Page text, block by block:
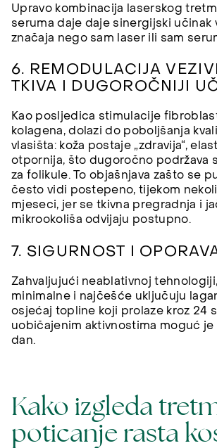
Upravo kombinacija laserskog
seruma daje daje sinergijski učinak
značaja nego sam laser ili sam
6. REMODULACIJA
TKIVA I DUGOROČNIJI
Kao posljedica stimulacije
kolagena, dolazi do poboljšanja
vlasišta: koža postaje „zdravija“,
otpornija, što dugoročno podržava
za folikule. To objašnjava zašto se
često vidi postepeno, tijekom
mjeseci, jer se tkivna pregradnja i
mikrookoliša odvijaju postupno.
7. SIGURNOST I
Zahvaljujući neablativnoj
minimalne i najčešće uključuju
osjećaj topline koji prolaze kroz 24
uobičajenim aktivnostima moguć
dan.
Kako izgleda
poticanje rasta